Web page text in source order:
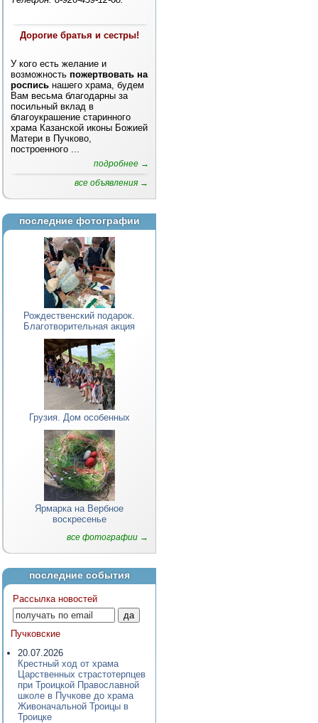
Дорогие братья и сестры!
У кого есть желание и
возможность пожертвовать на
роспись нашего храма, будем
Вам весьма благодарны за
посильный вклад в
благоукрашение старинного
храма Казанской иконы Божией
Матери в Пучково,
построенного ...
подробнее →
все объявления →
последние фотографии
Рождественский подарок.
Благотворительная акция
Грузия. Дом особенных
Ярмарка на Вербное
воскресенье
все фотографии →
последние события
Рассылка новостей
Пучковские
20.07.2026
Крестный ход от храма
Царственных страстотерпцев
при Троицкой Православной
школе в Пучкове до храма
Живоначальной Троицы в
Троицке